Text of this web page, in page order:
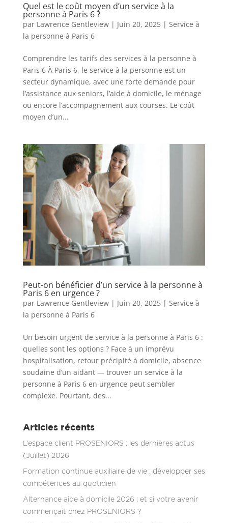
Quel est le coût moyen d’un service à la
personne à Paris 6 ?
par Lawrence Gentleview| Juin 20, 2025| Service à
la personne à Paris 6
Comprendre les tarifs des services à la personne à
Paris 6 À Paris 6, le service à la personne est un
secteur dynamique, avec une forte demande pour
l’assistance aux seniors, l’aide à domicile, le ménage
ou encore l’accompagnement aux courses. Le coût
moyen d’un...
Peut-on bénéficier d’un service à la personne à
Paris 6 en urgence ?
par Lawrence Gentleview| Juin 20, 2025| Service à
la personne à Paris 6
Un besoin urgent de service à la personne à Paris 6 :
quelles sont les options ? Face à un imprévu
hospitalisation, retour précipité à domicile, absence
soudaine d’un aidant — trouver un service à la
personne à Paris 6 en urgence peut sembler
complexe. Pourtant, des...
Articles récents
L’espace client PROSENIORS : les dernières actus
(Juillet) 2026
Formation continue auxiliaire de vie : développer ses
compétences au quotidien
Alternance aide à domicile 2026 : et si votre avenir
commençait chez PROSENIORS ?